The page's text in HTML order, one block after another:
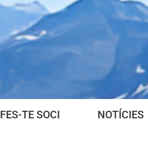
FES-TE SOCI NOTÍCIES